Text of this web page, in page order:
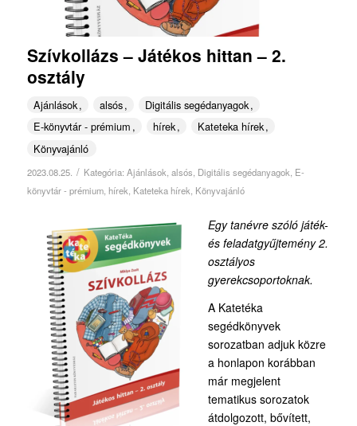
Szívkollázs – Játékos hittan – 2.
osztály
Ajánlások alsós
Digitális segédanyagok
E-könyvtár - prémium
hírek
Kateteka hírek
Könyvajánló
2023.08.25. / Kategória: Ajánlások alsós Digitális segédanyagok E-
könyvtár - prémium, hírek Kateteka hírek Könyvajánló
Egy tanévre szóló játék-
és feladatgyűjtemény 2.
osztályos
gyerekcsoportoknak.
A Katetéka
segédkönyvek
sorozatban adjuk közre
a honlapon korábban
már megjelent
tematikus sorozatok
átdolgozott, bővített,